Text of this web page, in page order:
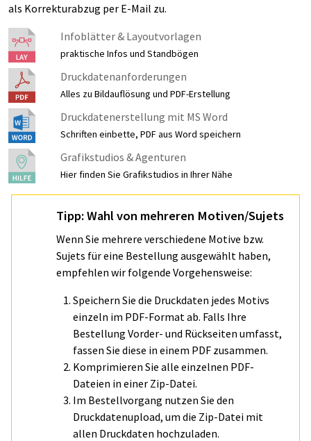
als Korrekturabzug per E-Mail zu.
Infoblätter & Layoutvorlagen
praktische Infos und Standbögen
Druckdatenanforderungen
Alles zu Bildauflösung und PDF-Erstellung
Druckdatenerstellung mit MS Word
Schriften einbette, PDF aus Word speichern
Grafikstudios & Agenturen
Hier finden Sie Grafikstudios in Ihrer Nähe
Tipp: Wahl von mehreren Motiven/Sujets
Wenn Sie mehrere verschiedene Motive bzw.
Sujets für eine Bestellung ausgewählt haben,
empfehlen wir folgende Vorgehensweise:
Speichern Sie die Druckdaten jedes Motivs
einzeln im PDF-Format ab. Falls Ihre
Bestellung Vorder- und Rückseiten umfasst,
fassen Sie diese in einem PDF zusammen.
Komprimieren Sie alle einzelnen PDF-
Dateien in einer Zip-Datei.
Im Bestellvorgang nutzen Sie den
Druckdatenupload, um die Zip-Datei mit
allen Druckdaten hochzuladen.